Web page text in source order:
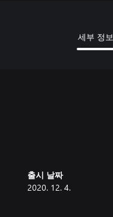
세부 정보
출시 날짜
2020. 12. 4.